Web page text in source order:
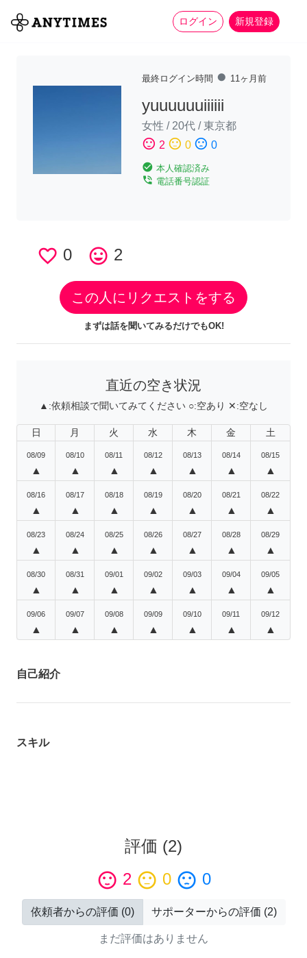
ログイン 新規登録
全て 家事 more_horiz
最終ログイン時間 fiber_manual_record 11ヶ月前
yuuuuuuiiiiii
女性 / 20代 /東京都
sentiment_satisfied 2 sentiment_neutral 0 sentiment_dissatisfied 0
check_circle 本人確認済み
phone_in_talk 電話番号認証
favorite_border 0 tag_faces 2
この人にリクエストをする
まずは話を聞いてみるだけでもOK!
直近の空き状況
▲:依頼相談で聞いてみてください ○:空あり ✕:空なし
日 月 火 水 木 金 土
08/09
▲
08/10
▲
08/11
▲
08/12
▲
08/13
▲
08/14
▲
08/15
▲
08/16
▲
08/17
▲
08/18
▲
08/19
▲
08/20
▲
08/21
▲
08/22
▲
08/23
▲
08/24
▲
08/25
▲
08/26
▲
08/27
▲
08/28
▲
08/29
▲
08/30
▲
08/31
▲
09/01
▲
09/02
▲
09/03
▲
09/04
▲
09/05
▲
09/06
▲
09/07
▲
09/08
▲
09/09
▲
09/10
▲
09/11
▲
09/12
▲
自己紹介
スキル
評価 (2)
sentiment_satisfied 2 sentiment_neutral 0 sentiment_dissatisfied 0
依頼者からの評価 (0) サポーターからの評価 (2)
まだ評価はありません